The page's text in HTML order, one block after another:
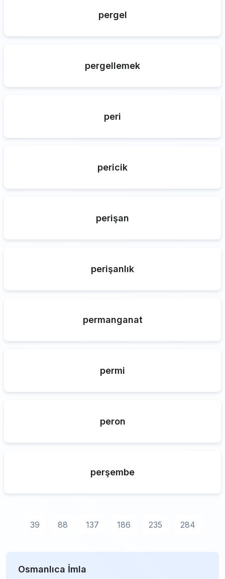
pergel
pergellemek
peri
pericik
perişan
perişanlık
permanganat
permi
peron
perşembe
39 88 137 186 235 284
Osmanlıca İmla